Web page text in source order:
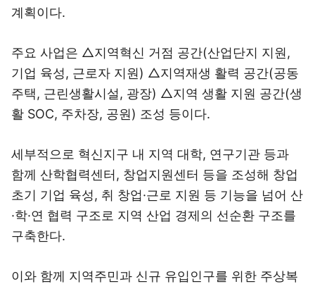
계획이다.
주요 사업은 △지역혁신 거점 공간(산업단지 지원,
기업 육성, 근로자 지원) △지역재생 활력 공간(공동
주택, 근린생활시설, 광장) △지역 생활 지원 공간(생
활 SOC, 주차장, 공원) 조성 등이다.
세부적으로 혁신지구 내 지역 대학, 연구기관 등과
함께 산학협력센터, 창업지원센터 등을 조성해 창업
초기 기업 육성, 취 창업·근로 지원 등 기능을 넘어 산
·학·연 협력 구조로 지역 산업 경제의 선순환 구조를
구축한다.
이와 함께 지역주민과 신규 유입인구를 위한 주상복